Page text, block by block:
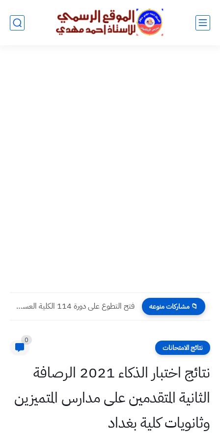
📁 مشاركات منوعه فتح التطوع على دورة 114 الكلية العسكرية في العراق مع...
نتائج الامتحانات
0
نتائج اختبار الذكاء 2021 الرصافة
الثانية المتقدمين على مدارس المتميزين
وثانويات كلية بغداد